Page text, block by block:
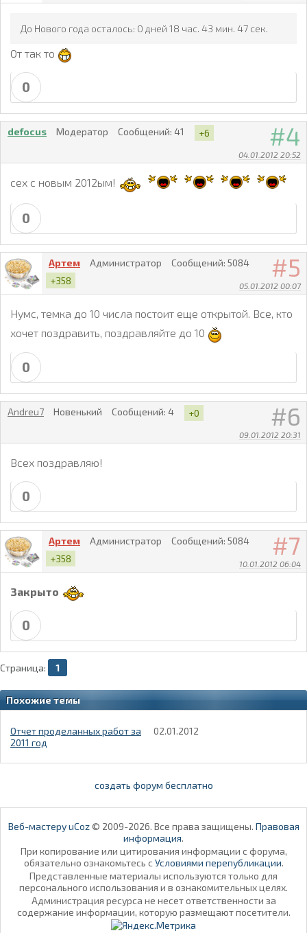
До Нового года осталось: 0 дней 18 час. 43 мин. 47 сек.
От так то
0
4
04.01.2012 20:52
defocus Модератор Сообщений: 41 +6
сех с новым 2012ым!
0
5
05.01.2012 00:07
Артем Администратор Сообщений: 5084
+358
Нумс, темка до 10 числа постоит еще открытой. Все, кто
хочет поздравить, поздравляйте до 10
0
6
09.01.2012 20:31
Andreu7 Новенький Сообщений: 4 +0
Всех поздравляю!
0
7
10.01.2012 06:04
Артем Администратор Сообщений: 5084
+358
Закрыто
0
Страница: 1
Похожие темы
Отчет проделанных работ за
2011 год
02.01.2012
создать форум бесплатно
Веб-мастеру uCoz© 2009-2026. Все права защищены. Правовая
информация.
При копирование или цитирования информации с форума,
обязательно ознакомьтесь с Условиями перепубликации.
Представленные материалы используются только для
персонального использования и в ознакомительных целях.
Администрация ресурса не несет ответственности за
содержание информации, которую размещают посетители.